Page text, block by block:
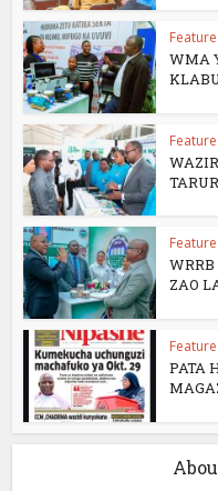
WMA
ZAO
PATA